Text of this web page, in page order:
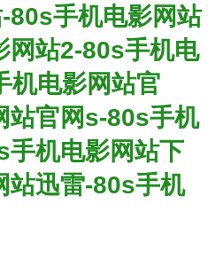
80s手机电影网站
网站2-80s手机电
机电影网站官
站官网s-80s手机
手机电影网站下
站迅雷-80s手机